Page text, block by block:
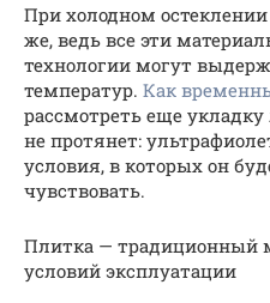
При холодном
же, ведь все эти
технологии могут
температур. Как
рассмотреть еще
не протянет:
условия, в которых он
чувствовать.
Плитка — традиционный
условий эксплуатации